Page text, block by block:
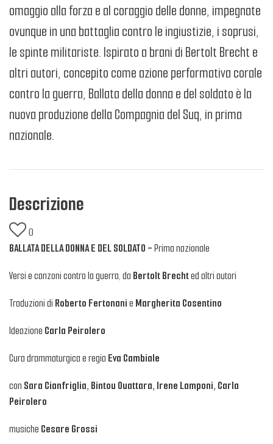
omaggio alla forza e al coraggio delle donne, impegnate
ovunque in una battaglia contro le ingiustizie, i soprusi,
le spinte militariste. Ispirato a brani di Bertolt Brecht e
altri autori, concepito come azione performativa corale
contro la guerra, Ballata della donna e del soldato è la
nuova produzione della Compagnia del Suq, in prima
nazionale.
Descrizione
0
BALLATA DELLA DONNA E DEL SOLDATO -Prima nazionale
Versi e canzoni contro la guerra, da Bertolt Brechted altri autori
Traduzioni diRoberto Fertonanie Margherita Cosentino
Ideazione Carla Peirolero
Cura drammaturgica e regia Eva Cambiale
con Sara Cianfriglia, Bintou Ouattara, Irene Lamponi, Carla
Peirolero
musiche Cesare Grossi